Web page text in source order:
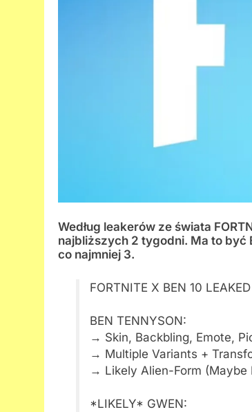
Według leakerów ze świata
najbliższych 2 tygodni. Ma to być
co najmniej 3.
FORTNITE X BEN 10
BEN TENNYSON:
→ Skin, Backbling, Emote,
→ Multiple Variants +
→ Likely Alien-Form (Maybe
*LIKELY* GWEN: